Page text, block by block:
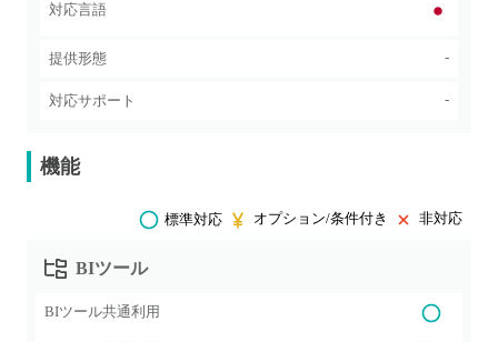
対応言語
提供形態 -
対応サポート -
機能
標準対応 オプション/条件付き 非対応
BIツール
BIツール共通利用